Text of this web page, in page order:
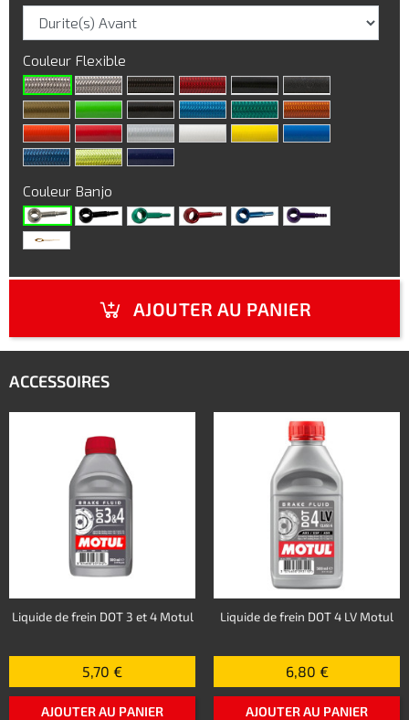
Couleur Flexible
Couleur Banjo
AJOUTER AU PANIER
ACCESSOIRES
Liquide de frein DOT 3 et 4 Motul
5,70 €
AJOUTER AU PANIER
Liquide de frein DOT 4 LV Motul
6,80 €
AJOUTER AU PANIER